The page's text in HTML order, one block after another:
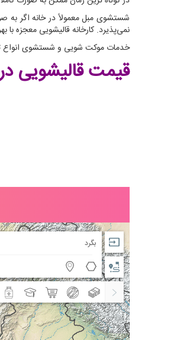
شستشوی مبل معمولاً در خانه اگر به
نمی‌پذیرد. کارخانه قالیشویی معجزه
خدمات موکت شویی و شستشوی انواع
قیمت قالیشویی در